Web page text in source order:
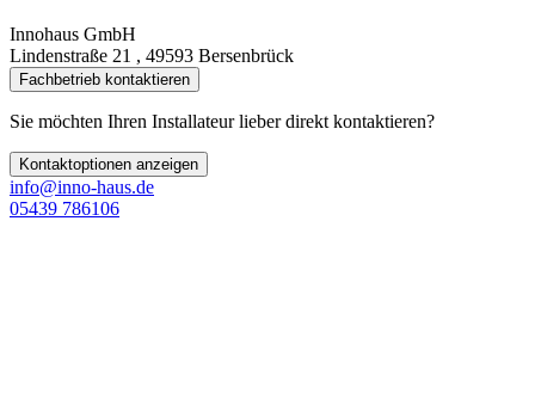
Innohaus GmbH
Lindenstraße 21 , 49593 Bersenbrück
Fachbetrieb kontaktieren
Sie möchten Ihren Installateur lieber direkt kontaktieren?
Kontaktoptionen anzeigen
info@inno-haus.de
05439 786106